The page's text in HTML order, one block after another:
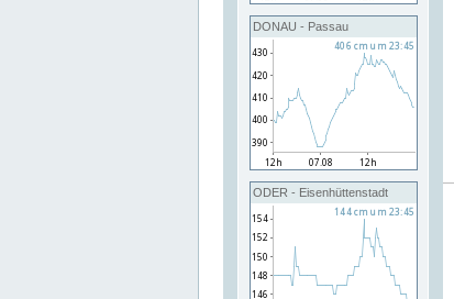
DONAU - Passau
ODER - Eisenhüttenstadt